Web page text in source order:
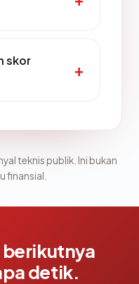
skor
teknis publik. Ini bukan
finansial.
berikutnya
detik.